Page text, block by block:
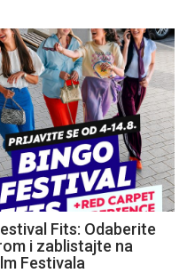
Fits: Odaberite
i zablistajte na
Festivala